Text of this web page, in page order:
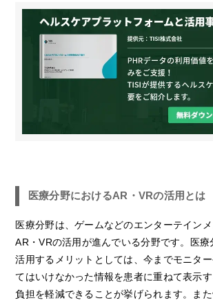
医療分野におけるAR・VRの活用とは
医療分野は、ゲームなどのエンターテイン
AR・VRの活用が進んでいる分野です。医療
活用するメリットとしては、今までモニタ
てはいけなかった情報を患者に重ねて表示
負担を軽減できることが挙げられます。ま